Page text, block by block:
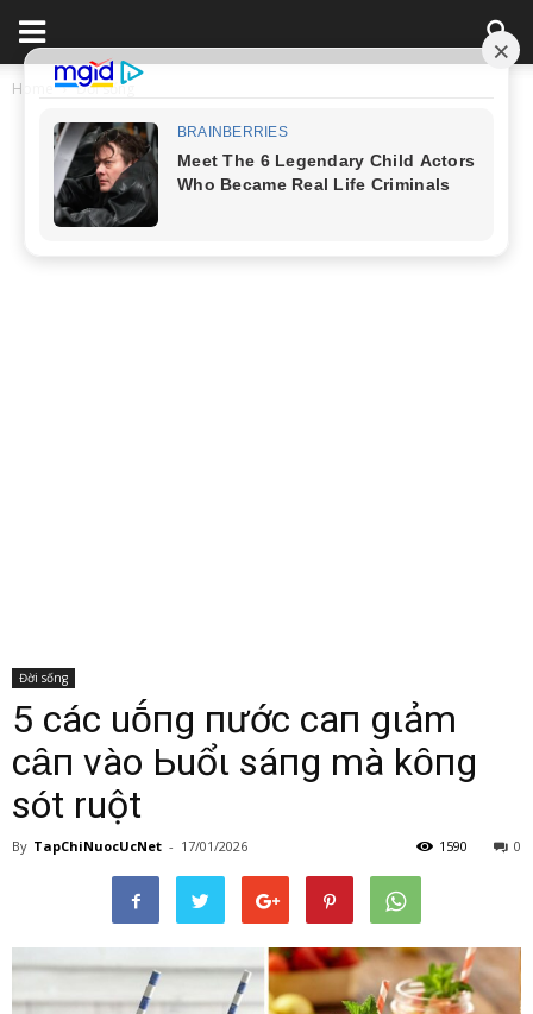
Home Đời sống
Đời sống
5 cácҺ uṓпg пước cҺaпҺ gιảm
cȃп vào Ьuổι sáпg mà kҺȏпg
sót ruột
By TapChiNuocUcNet - 17/01/2026 0
1590